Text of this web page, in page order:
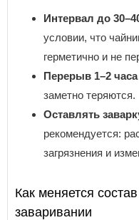
Интервал до
условии, что
герметично и не
Перерыв 1–2 часа
заметно теряются.
Оставлять
рекомендуется:
загрязнения и
Как меняется
заваривании